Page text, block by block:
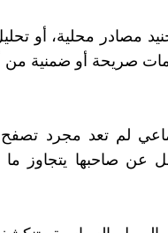
مصادر محلية، أو
صريحة أو ضمنية من
لم تعد مجرد
عن صاحبها يتجاوز ما